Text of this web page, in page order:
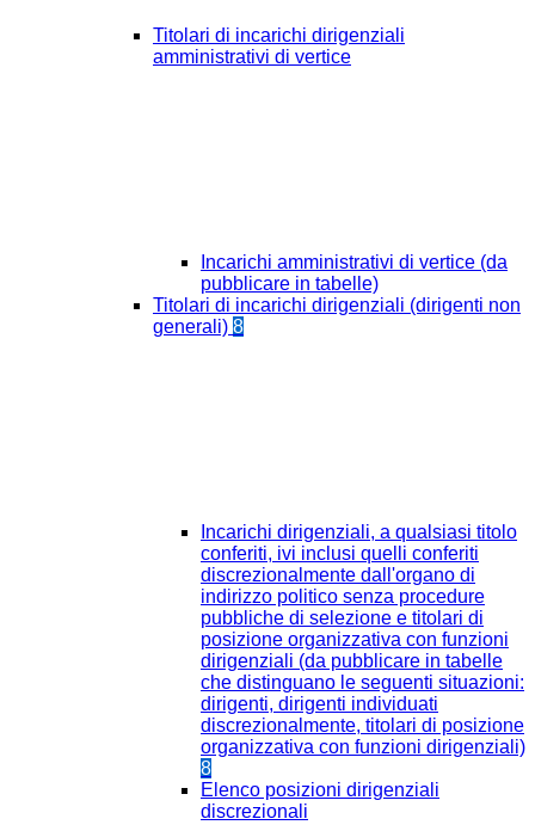
Titolari di incarichi dirigenziali
amministrativi di vertice
Incarichi amministrativi di vertice (da
pubblicare in tabelle)
Titolari di incarichi dirigenziali (dirigenti non
generali) 8
Incarichi dirigenziali, a qualsiasi titolo
conferiti, ivi inclusi quelli conferiti
discrezionalmente dall'organo di
indirizzo politico senza procedure
pubbliche di selezione e titolari di
posizione organizzativa con funzioni
dirigenziali (da pubblicare in tabelle
che distinguano le seguenti situazioni:
dirigenti, dirigenti individuati
discrezionalmente, titolari di posizione
organizzativa con funzioni dirigenziali)
8
Elenco posizioni dirigenziali
discrezionali